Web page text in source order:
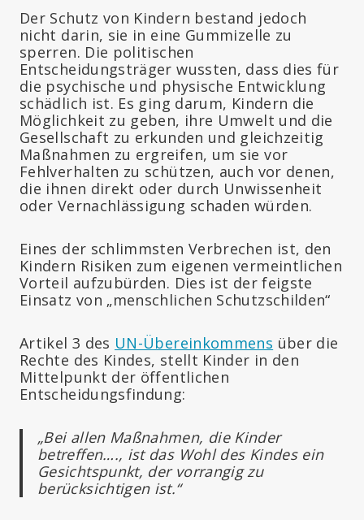
Der Schutz von Kindern bestand jedoch
nicht darin, sie in eine Gummizelle zu
sperren. Die politischen
Entscheidungsträger wussten, dass dies für
die psychische und physische Entwicklung
schädlich ist. Es ging darum, Kindern die
Möglichkeit zu geben, ihre Umwelt und die
Gesellschaft zu erkunden und gleichzeitig
Maßnahmen zu ergreifen, um sie vor
Fehlverhalten zu schützen, auch vor denen,
die ihnen direkt oder durch Unwissenheit
oder Vernachlässigung schaden würden.
Eines der schlimmsten Verbrechen ist, den
Kindern Risiken zum eigenen vermeintlichen
Vorteil aufzubürden. Dies ist der feigste
Einsatz von „menschlichen Schutzschilden“
Artikel 3 des UN-Übereinkommens über die
Rechte des Kindes, stellt Kinder in den
Mittelpunkt der öffentlichen
Entscheidungsfindung:
„Bei allen Maßnahmen, die Kinder
betreffen…., ist das Wohl des Kindes ein
Gesichtspunkt, der vorrangig zu
berücksichtigen ist.“